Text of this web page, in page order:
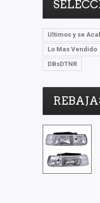
Ultimos y se
Lo Mas Vendido
DBsDTNR